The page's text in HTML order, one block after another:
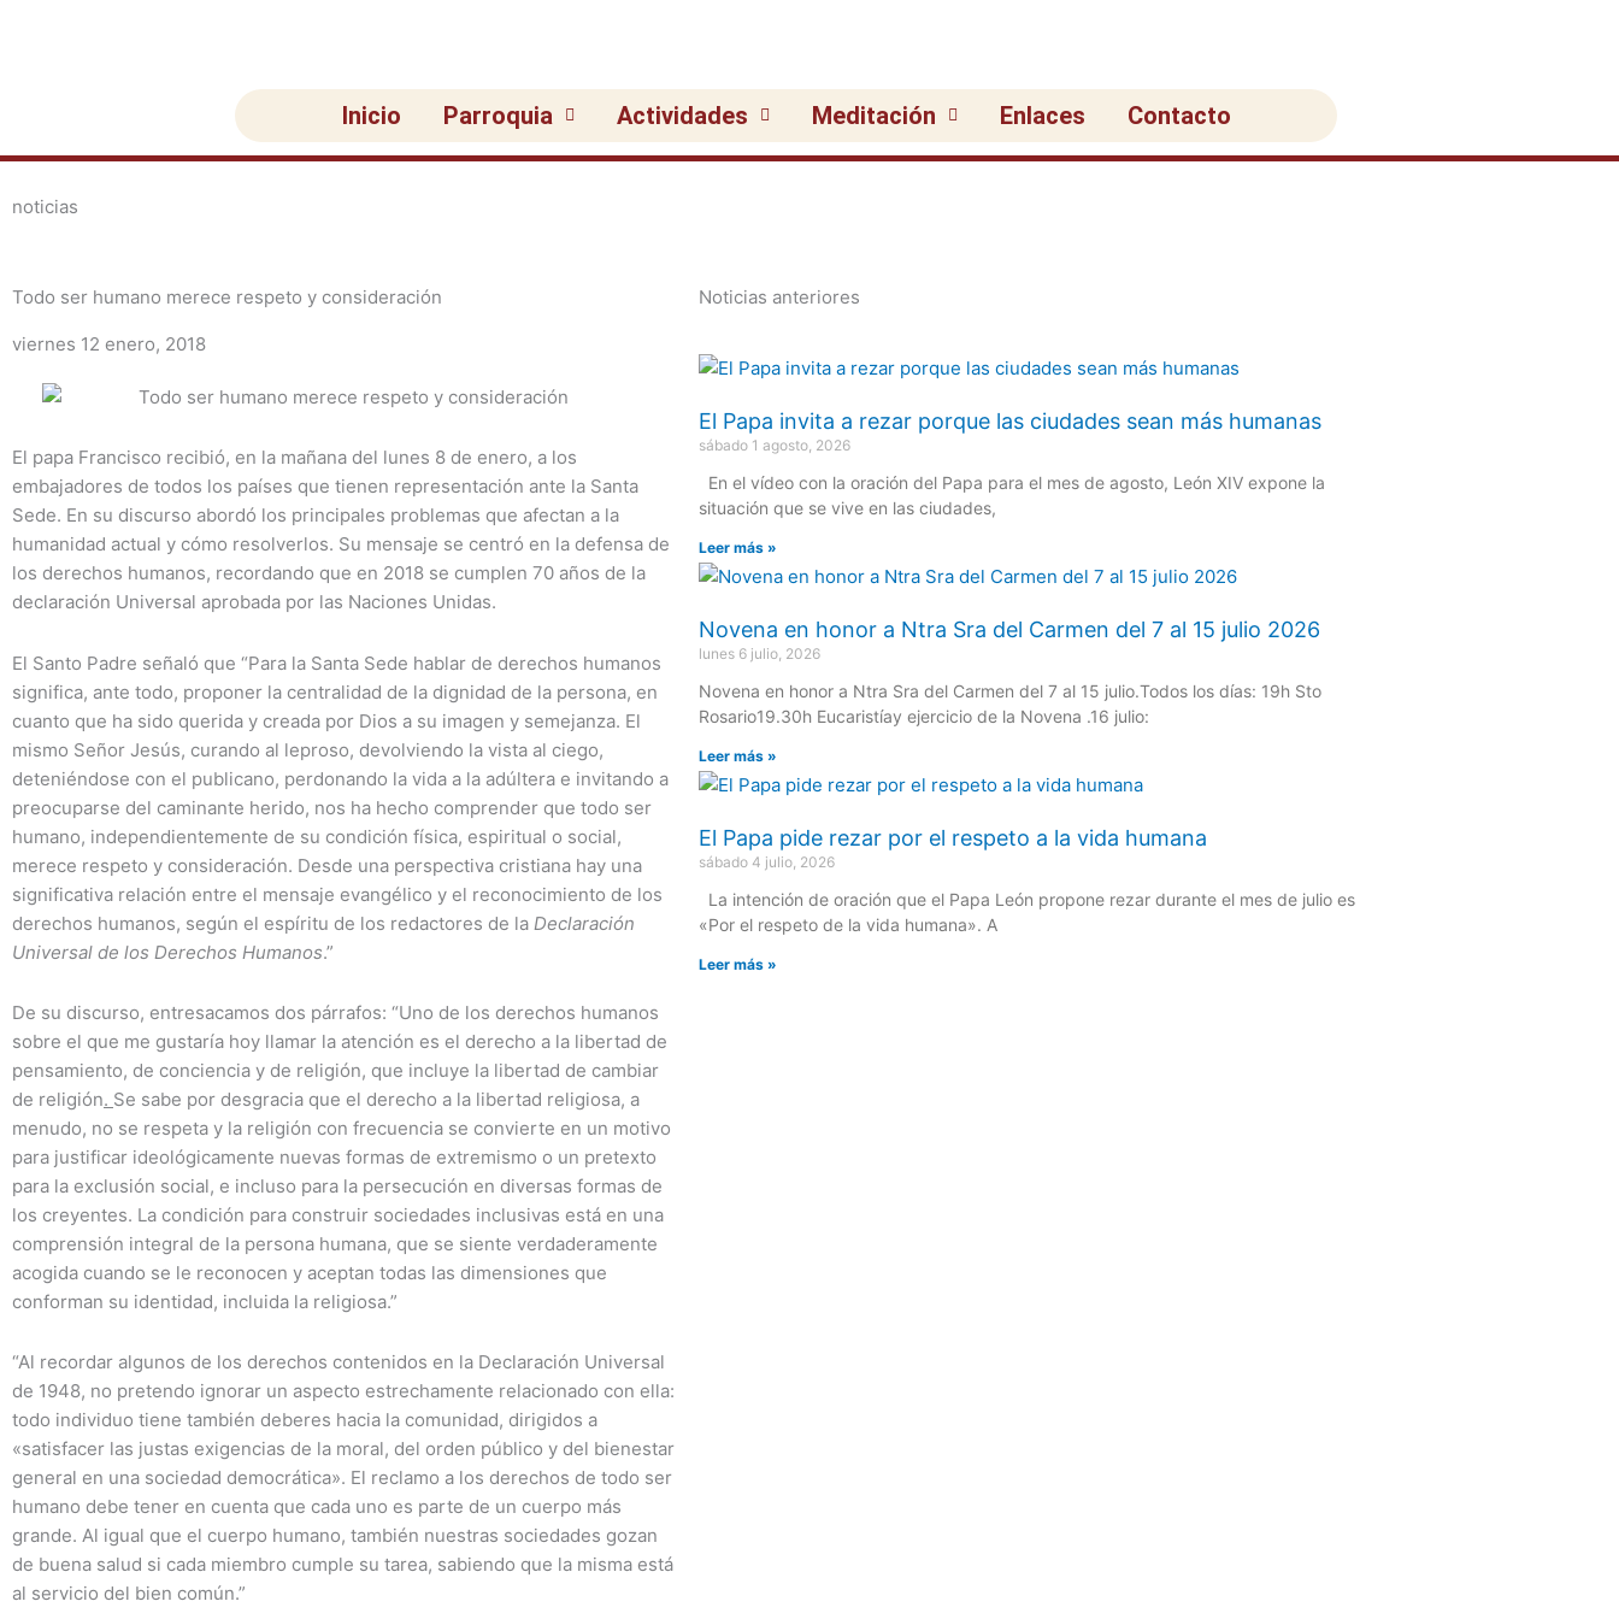
Inicio Parroquia Actividades Meditación Enlaces Contacto
noticias
Todo ser humano merece respeto y consideración
viernes 12 enero, 2018
El papa Francisco recibió, en la mañana del lunes 8 de enero, a los
embajadores de todos los países que tienen representación ante la Santa
Sede. En su discurso abordó los principales problemas que afectan a la
humanidad actual y cómo resolverlos. Su mensaje se centró en la defensa de
los derechos humanos, recordando que en 2018 se cumplen 70 años de la
declaración Universal aprobada por las Naciones Unidas.
El Santo Padre señaló que “Para la Santa Sede hablar de derechos humanos
significa, ante todo, proponer la centralidad de la dignidad de la persona, en
cuanto que ha sido querida y creada por Dios a su imagen y semejanza. El
mismo Señor Jesús, curando al leproso, devolviendo la vista al ciego,
deteniéndose con el publicano, perdonando la vida a la adúltera e invitando a
preocuparse del caminante herido, nos ha hecho comprender que todo ser
humano, independientemente de su condición física, espiritual o social,
merece respeto y consideración. Desde una perspectiva cristiana hay una
significativa relación entre el mensaje evangélico y el reconocimiento de los
derechos humanos, según el espíritu de los redactores de la Declaración
Universal de los Derechos Humanos.”
De su discurso, entresacamos dos párrafos: “Uno de los derechos humanos
sobre el que me gustaría hoy llamar la atención es el derecho a la libertad de
pensamiento, de conciencia y de religión, que incluye la libertad de cambiar
de religión. Se sabe por desgracia que el derecho a la libertad religiosa, a
menudo, no se respeta y la religión con frecuencia se convierte en un motivo
para justificar ideológicamente nuevas formas de extremismo o un pretexto
para la exclusión social, e incluso para la persecución en diversas formas de
los creyentes. La condición para construir sociedades inclusivas está en una
comprensión integral de la persona humana, que se siente verdaderamente
acogida cuando se le reconocen y aceptan todas las dimensiones que
conforman su identidad, incluida la religiosa.”
“Al recordar algunos de los derechos contenidos en la Declaración Universal
de 1948, no pretendo ignorar un aspecto estrechamente relacionado con ella:
todo individuo tiene también deberes hacia la comunidad, dirigidos a
«satisfacer las justas exigencias de la moral, del orden público y del bienestar
general en una sociedad democrática». El reclamo a los derechos de todo ser
humano debe tener en cuenta que cada uno es parte de un cuerpo más
grande. Al igual que el cuerpo humano, también nuestras sociedades gozan
de buena salud si cada miembro cumple su tarea, sabiendo que la misma está
al servicio del bien común.”
Noticias anteriores
El Papa invita a rezar porque las ciudades sean más humanas
sábado 1 agosto, 2026
En el vídeo con la oración del Papa para el mes de agosto, León XIV expone la
situación que se vive en las ciudades,
Leer más »
Novena en honor a Ntra Sra del Carmen del 7 al 15 julio 2026
lunes 6 julio, 2026
Novena en honor a Ntra Sra del Carmen del 7 al 15 julio.Todos los días: 19h Sto
Rosario19.30h Eucaristíay ejercicio de la Novena .16 julio:
Leer más »
El Papa pide rezar por el respeto a la vida humana
sábado 4 julio, 2026
La intención de oración que el Papa León propone rezar durante el mes de julio es
«Por el respeto de la vida humana». A
Leer más »